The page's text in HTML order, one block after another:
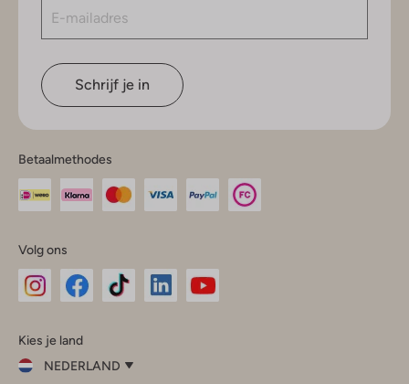
Schrijf je in
Betaalmethodes
Volg ons
InstagramFacebook
Kies je land
NEDERLAND